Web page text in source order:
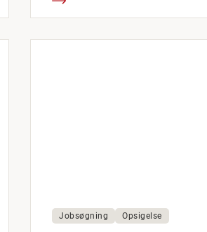
Jobsøgning Opsigelse